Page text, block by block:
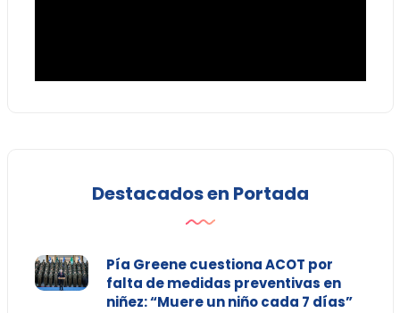
Destacados en Portada
Pía Greene cuestiona ACOT por
falta de medidas preventivas en
niñez: “Muere un niño cada 7 días”